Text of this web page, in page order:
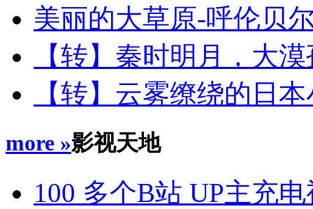
美丽的大草原-呼伦贝
【转】秦时明月，大
【转】云雾缭绕的日
more »影视天地
100 多个B站 UP主充